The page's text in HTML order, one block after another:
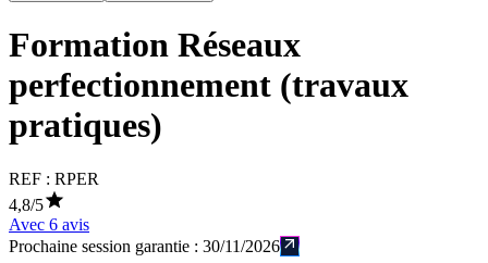
Formation Réseaux
perfectionnement (travaux
pratiques)
REF : RPER
4,8/5
Avec 6 avis
Prochaine session garantie : 30/11/2026